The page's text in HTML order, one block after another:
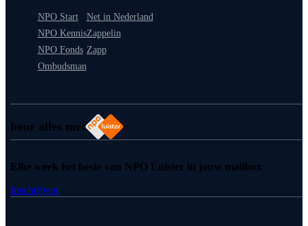
hoor alles met
NPO Start
NPO Kennis
NPO Fonds
Ombudsman
Net in Nederland
Zappelin
Zapp
Elke week het beste van NPO Luister in jouw mailbox
Inschrijven